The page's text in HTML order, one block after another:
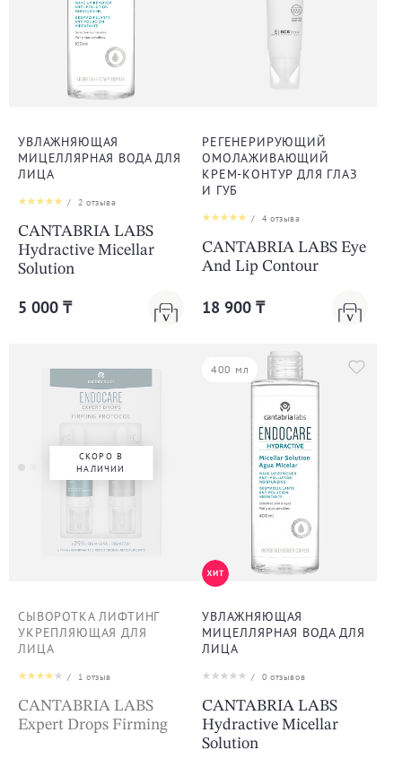
УВЛАЖНЯЮЩАЯ
МИЦЕЛЛЯРНАЯ ВОДА ДЛЯ
ЛИЦА
/ 2 отзыва
CANTABRIA LABS
Hydractive Micellar
Solution
5 000 ₸
РЕГЕНЕРИРУЮЩИЙ
ОМОЛАЖИВАЮЩИЙ
КРЕМ-КОНТУР ДЛЯ ГЛАЗ
И ГУБ
/ 4отзыва
CANTABRIA LABS Eye
And Lip Contour
18 900 ₸
СКОРО В
НАЛИЧИИ
СЫВОРОТКА ЛИФТИНГ
УКРЕПЛЯЮЩАЯ ДЛЯ
ЛИЦА
/ 1 отзыв
CANTABRIA LABS
Expert Drops Firming
400 мл
УВЛАЖНЯЮЩАЯ
МИЦЕЛЛЯРНАЯ ВОДА ДЛЯ
ЛИЦА
/ 0 отзывов
CANTABRIA LABS
Hydractive Micellar
Solution